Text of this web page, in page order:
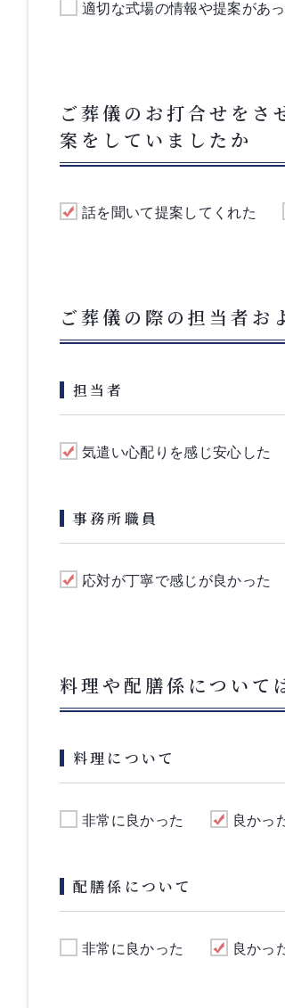
適切な式場の情報や提案があ
ご葬儀のお打合せをさ
案をしていましたか
話を聞いて提案してくれた
ご葬儀の際の担当者お
担当者
気遣い心配りを感じ安心した
事務所職員
応対が丁寧で感じが良かった
料理や配膳係について
料理について
非常に良かった 良かっ
配膳係について
非常に良かった 良かっ